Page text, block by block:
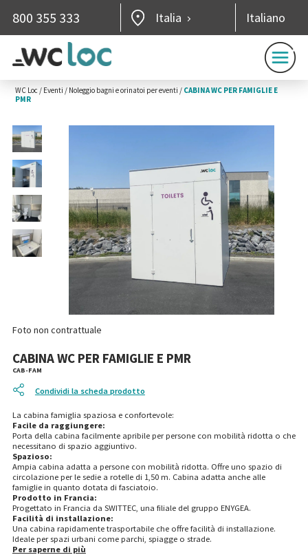
800 355 333 Italia Italiano
WC Loc / Eventi / Noleggio bagni e orinatoi per eventi / CABINA WC PER FAMIGLIE E
PMR
Foto non contrattuale
CABINA WC PER FAMIGLIE E PMR
CAB-FAM
Condividi la scheda prodotto
La cabina famiglia spaziosa e confortevole:
Facile da raggiungere:
Porta della cabina facilmente apribile per persone con mobilità ridotta o che
necessitano di spazio aggiuntivo.
Spazioso:
Ampia cabina adatta a persone con mobilità ridotta. Offre uno spazio di
circolazione per le sedie a rotelle di 1,50 m. Cabina adatta anche alle
famiglie in quanto dotata di fasciatoio.
Prodotto in Francia:
Progettato in Francia da SWITTEC, una filiale del gruppo ENYGEA.
Facilità di installazione:
Una cabina rapidamente trasportabile che offre facilità di installazione.
Ideale per spazi urbani come parchi, spiagge o strade.
Per saperne di più